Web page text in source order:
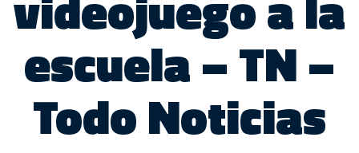
escuela – TN –
Todo Noticias